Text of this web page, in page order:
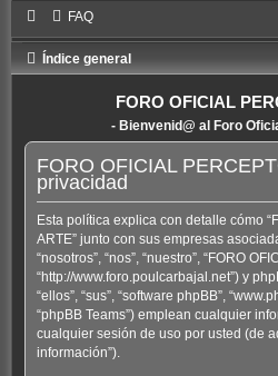
FAQ
Índice general
FORO OFICIAL
- Bienvenid@ al Foro
FORO OFICIAL
privacidad
Esta política explica con detalle cómo
ARTE” junto con sus empresas
“nosotros”, “nos”, “nuestro”, “FORO
“http://www.foro.poulcarbajal.net”) y
“ellos”, “sus”, “software phpBB”,
“phpBB Teams”) emplean cualquier
cualquier sesión de uso por usted (de
información”).